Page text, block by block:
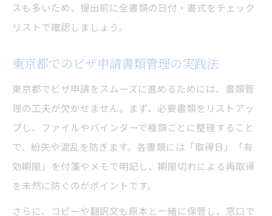
スも多いため、提出前に全書類の日付・書式をチェック
リストで確認しましょう。
東京都でのビザ申請書類管理の実践法
東京都でビザ申請をスムーズに進めるためには、書類管
理の工夫が欠かせません。まず、必要書類をリストアッ
プし、ファイルやバインダーで種類ごとに整理すること
で、紛失や混乱を防ぎます。各書類には「取得日」「有
効期限」を付箋やメモで明記し、期限切れによる再取得
を未然に防ぐのがポイントです。
さらに、コピーや翻訳文も原本と一緒に保管し、窓口で